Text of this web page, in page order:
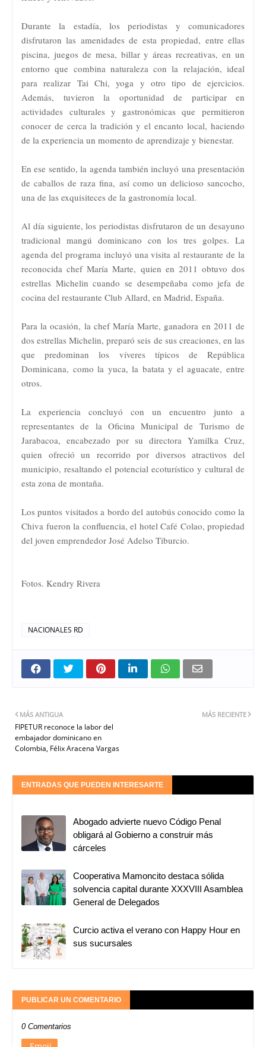
Durante la estadía, los periodistas y comunicadores
disfrutaron las amenidades de esta propiedad, entre ellas
piscina, juegos de mesa, billar y áreas recreativas, en un
entorno que combina naturaleza con la relajación, ideal
para realizar Tai Chi, yoga y otro tipo de ejercicios.
Además, tuvieron la oportunidad de participar en
actividades culturales y gastronómicas que permitieron
conocer de cerca la tradición y el encanto local, haciendo
de la experiencia un momento de aprendizaje y bienestar.
En ese sentido, la agenda también incluyó una presentación
de caballos de raza fina, así como un delicioso sancocho,
una de las exquisiteces de la gastronomía local.
Al día siguiente, los periodistas disfrutaron de un desayuno
tradicional mangú dominicano con los tres golpes. La
agenda del programa incluyó una visita al restaurante de la
reconocida chef María Marte, quien en 2011 obtuvo dos
estrellas Michelin cuando se desempeñaba como jefa de
cocina del restaurante Club Allard, en Madrid, España.
Para la ocasión, la chef María Marte, ganadora en 2011 de
dos estrellas Michelin, preparó seis de sus creaciones, en las
que predominan los víveres típicos de República
Dominicana, como la yuca, la batata y el aguacate, entre
otros.
La experiencia concluyó con un encuentro junto a
representantes de la Oficina Municipal de Turismo de
Jarabacoa, encabezado por su directora Yamilka Cruz,
quien ofreció un recorrido por diversos atractivos del
municipio, resaltando el potencial ecoturístico y cultural de
esta zona de montaña.
Los puntos visitados a bordo del autobús conocido como la
Chiva fueron la confluencia, el hotel Café Colao, propiedad
del joven emprendedor José Adelso Tiburcio.
Fotos. Kendry Rivera
NACIONALES RD
MÁS RECIENTE
MÁS ANTIGUA
FIPETUR reconoce la labor del
embajador dominicano en
Colombia, Félix Aracena Vargas
ENTRADAS QUE PUEDEN INTERESARTE
Abogado advierte nuevo Código Penal
obligará al Gobierno a construir más
cárceles
Cooperativa Mamoncito destaca sólida
solvencia capital durante XXXVIII Asamblea
General de Delegados
Curcio activa el verano con Happy Hour en
sus sucursales
PUBLICAR UN COMENTARIO
0 Comentarios